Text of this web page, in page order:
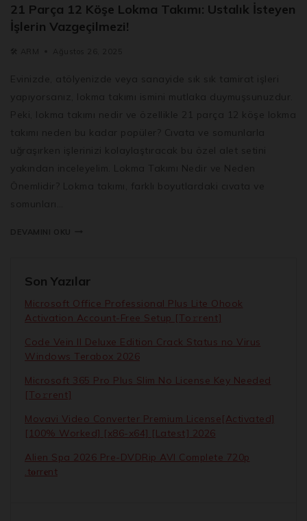
21 Parça 12 Köşe Lokma Takımı: Ustalık İsteyen
İşlerin Vazgeçilmezi!
Son Yazılar
Microsoft Office Professional Plus Lite Ohook
Activation Account-Free Setup [Тo𝚛rent]
Code Vein II Deluxe Edition Crack Status no Virus
Windows Terabox 2026
Microsoft 365 Pro Plus Slim No License Key Needed
[Тo𝚛rent]
Movavi Video Converter Premium License[Activated]
[100% Worked] [x86-x64] [Latest] 2026
Alien Spa 2026 Pre-DVDRip AVI Complete 720p
.t𝐨rr𝐞nt